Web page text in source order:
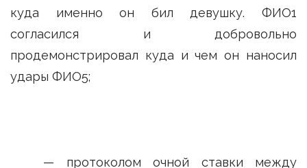
куда именно он бил девушку. ФИО1
согласился и добровольно
продемонстрировал куда и чем он наносил
удары ФИО5;
— протоколом очной ставки между